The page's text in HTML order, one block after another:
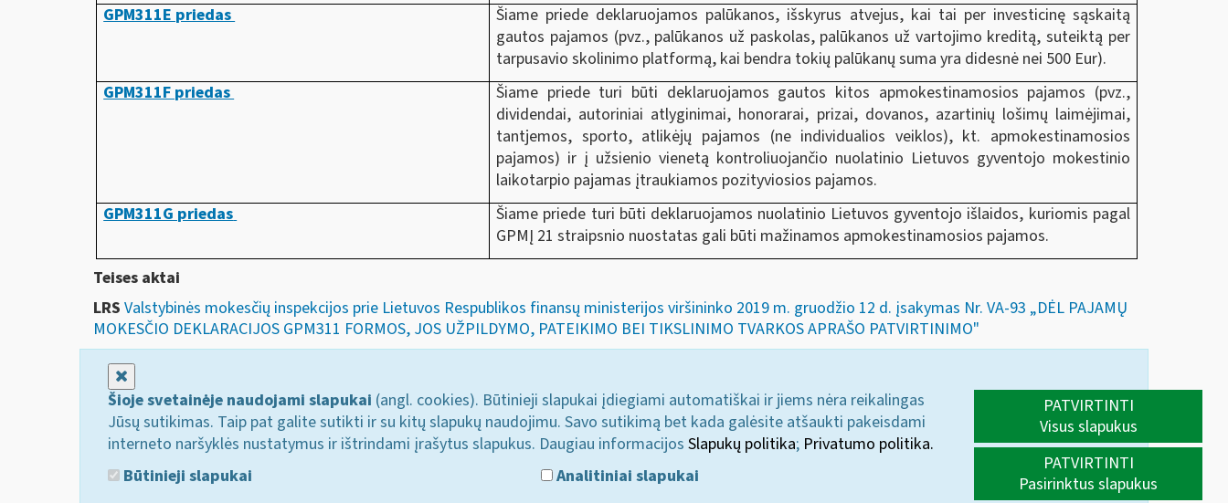
GPM311E priedas
Šiame priede deklaruojamos palūkanos, išskyrus atvejus, kai tai per investicinę sąskaitą
gautos pajamos (pvz., palūkanos už paskolas, palūkanos už vartojimo kreditą, suteiktą per
tarpusavio skolinimo platformą, kai bendra tokių palūkanų suma yra didesnė nei 500 Eur).
GPM311F priedas
Šiame priede turi būti deklaruojamos gautos kitos apmokestinamosios pajamos (pvz.,
dividendai, autoriniai atlyginimai, honorarai, prizai, dovanos, azartinių lošimų laimėjimai,
tantjemos, sporto, atlikėjų pajamos (ne individualios veiklos), kt. apmokestinamosios
pajamos) ir į užsienio vienetą kontroliuojančio nuolatinio Lietuvos gyventojo mokestinio
laikotarpio pajamas įtraukiamos pozityviosios pajamos.
GPM311G priedas
Šiame priede turi būti deklaruojamos nuolatinio Lietuvos gyventojo išlaidos, kuriomis pagal
GPMĮ 21 straipsnio nuostatas gali būti mažinamos apmokestinamosios pajamos.
Teises aktai
LRS Valstybinės mokesčių inspekcijos prie Lietuvos Respublikos finansų ministerijos viršininko 2019 m. gruodžio 12 d. įsakymas Nr. VA-93 „DĖL PAJAMŲ
MOKESČIO DEKLARACIJOS GPM311 FORMOS, JOS UŽPILDYMO, PATEIKIMO BEI TIKSLINIMO TVARKOS APRAŠO PATVIRTINIMO"
Šioje svetainėje naudojami slapukai (angl. cookies). Būtinieji slapukai įdiegiami automatiškai ir jiems nėra reikalingas
Jūsų sutikimas. Taip pat galite sutikti ir su kitų slapukų naudojimu. Savo sutikimą bet kada galėsite atšaukti pakeisdami
interneto naršyklės nustatymus ir ištrindami įrašytus slapukus. Daugiau informacijos Slapukų politika; Privatumo politika.
Būtinieji slapukai
Analitiniai slapukai
PATVIRTINTI
Visus slapukus
PATVIRTINTI
Pasirinktus slapukus